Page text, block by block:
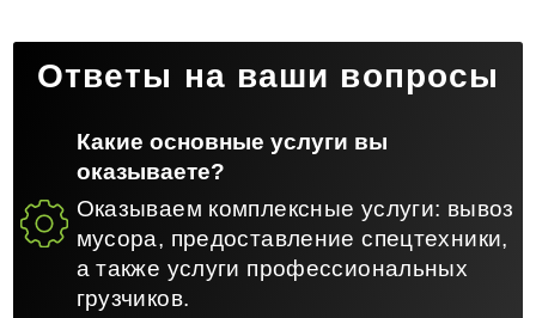
Ответы на ваши вопросы
Какие основные услуги вы
оказываете?
Оказываем комплексные услуги: вывоз
мусора, предоставление спецтехники,
а также услуги профессиональных
грузчиков.